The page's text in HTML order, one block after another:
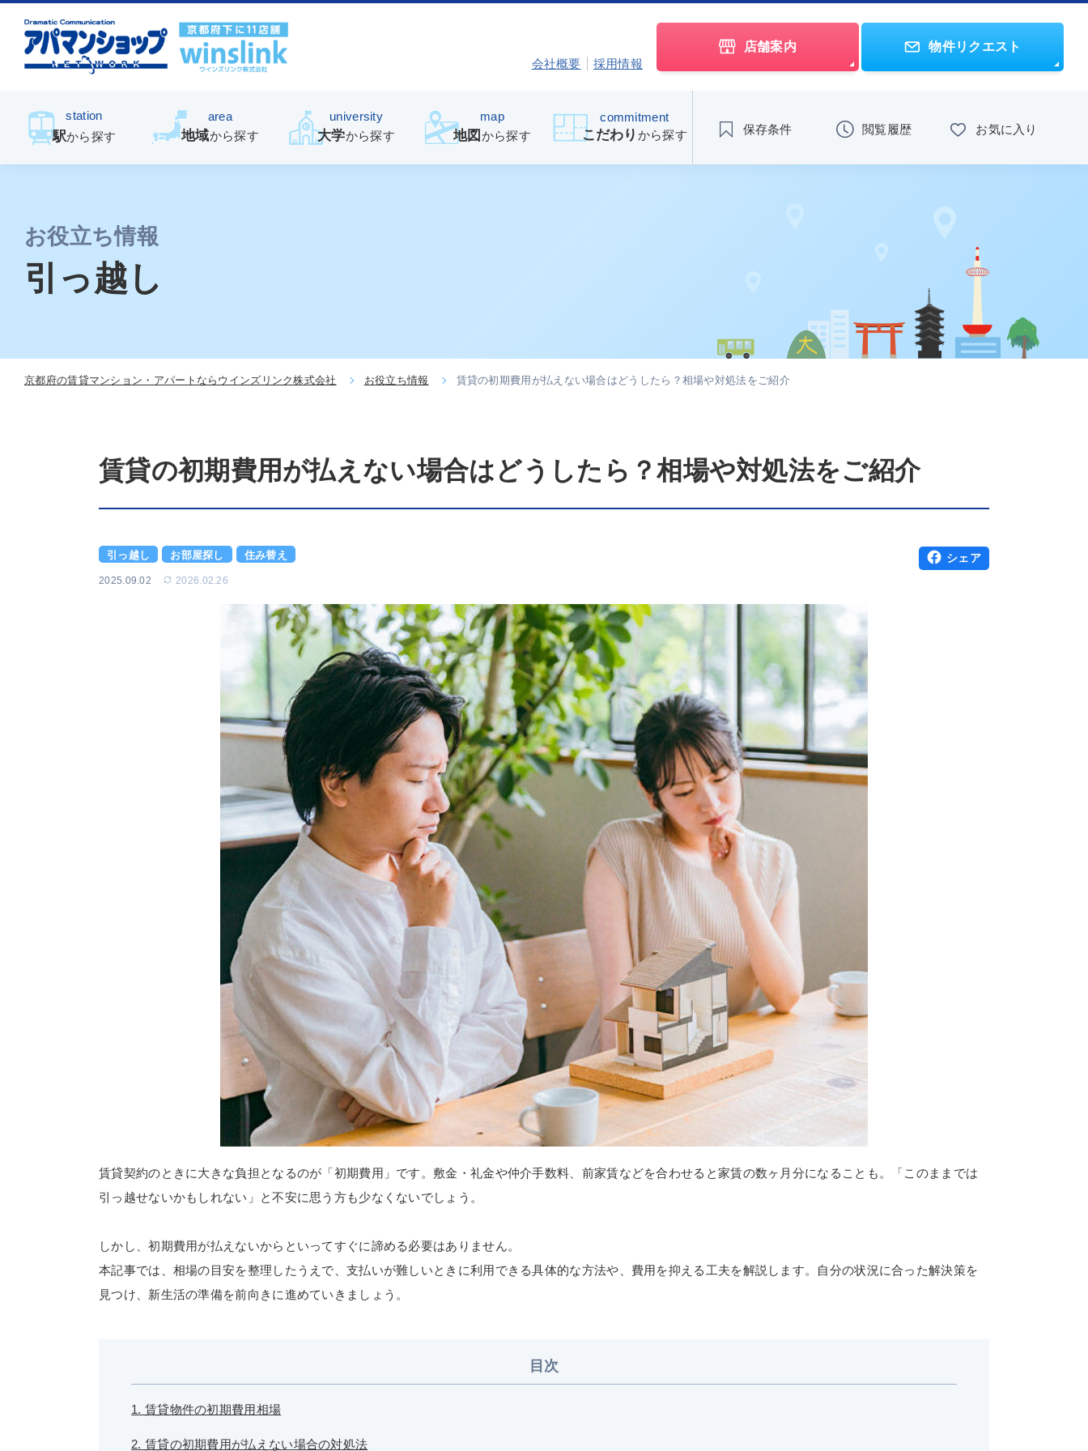
会社概要 採用情報
店舗案内 物件リクエスト
station
駅から探す
area
地域から探す
university
大学から探す
map
地図 から探す
commitment
こだわり から探す 保存条件 閲覧履歴 お気に入り
お役立ち情報
引っ越し
京都府の賃貸マンション・アパートならウインズリンク株式会社 お役立ち情報 賃貸の初期費用が払えない場合はどうしたら？相場や対処法をご紹介
賃貸の初期費用が払えない場合はどうしたら？相場や対処法をご紹介
引っ越し お部屋探し 住み替え
2025.09.02 2026.02.26
シェア
賃貸契約のときに大きな負担となるのが「初期費用」です。敷金・礼金や仲介手数料、前家賃などを合わせると家賃の数ヶ月分になることも。「このままでは
引っ越せないかもしれない」と不安に思う方も少なくないでしょう。
しかし、初期費用が払えないからといってすぐに諦める必要はありません。
本記事では、相場の目安を整理したうえで、支払いが難しいときに利用できる具体的な方法や、費用を抑える工夫を解説します。自分の状況に合った解決策を
見つけ、新生活の準備を前向きに進めていきましょう。
目次
1. 賃貸物件の初期費用相場
2. 賃貸の初期費用が払えない場合の対処法